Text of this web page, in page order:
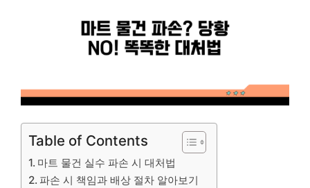
Table of Contents
마트 물건 실수 파손 시 대처법
파손 시 책임과 배상 절차 알아보기